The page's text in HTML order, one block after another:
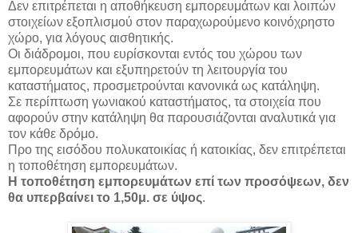
Δεν επιτρέπεται η αποθήκευση εμπορευμάτων και λοιπών
στοιχείων εξοπλισμού στον παραχωρούμενο κοινόχρηστο
χώρο, για λόγους αισθητικής.
Οι διάδρομοι, που ευρίσκονται εντός του χώρου των
εμπορευμάτων και εξυπηρετούν τη λειτουργία του
καταστήματος, προσμετρούνται κανονικά ως κατάληψη.
Σε περίπτωση γωνιακού καταστήματος, τα στοιχεία που
αφορούν στην κατάληψη θα παρουσιάζονται αναλυτικά για
τον κάθε δρόμο.
Προ της εισόδου πολυκατοικίας ή κατοικίας, δεν επιτρέπεται
η τοποθέτηση εμπορευμάτων.
Η τοποθέτηση εμπορευμάτων επί των προσόψεων, δεν
θα υπερβαίνει το 1,50μ. σε ύψος.